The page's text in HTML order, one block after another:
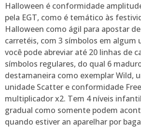
Halloween é conformidade
pela EGT, como é temático às
Halloween como ágil para apostar
carretéis, com 3 símbolos em algum
você pode abreviar até 20 linhas de
símbolos regulares, do qual 6
destamaneira como exemplar Wild,
unidade Scatter e conformidade
multiplicador x2. Tem 4 níveis
gradual como somente podem
quando estiver an aparelhar por